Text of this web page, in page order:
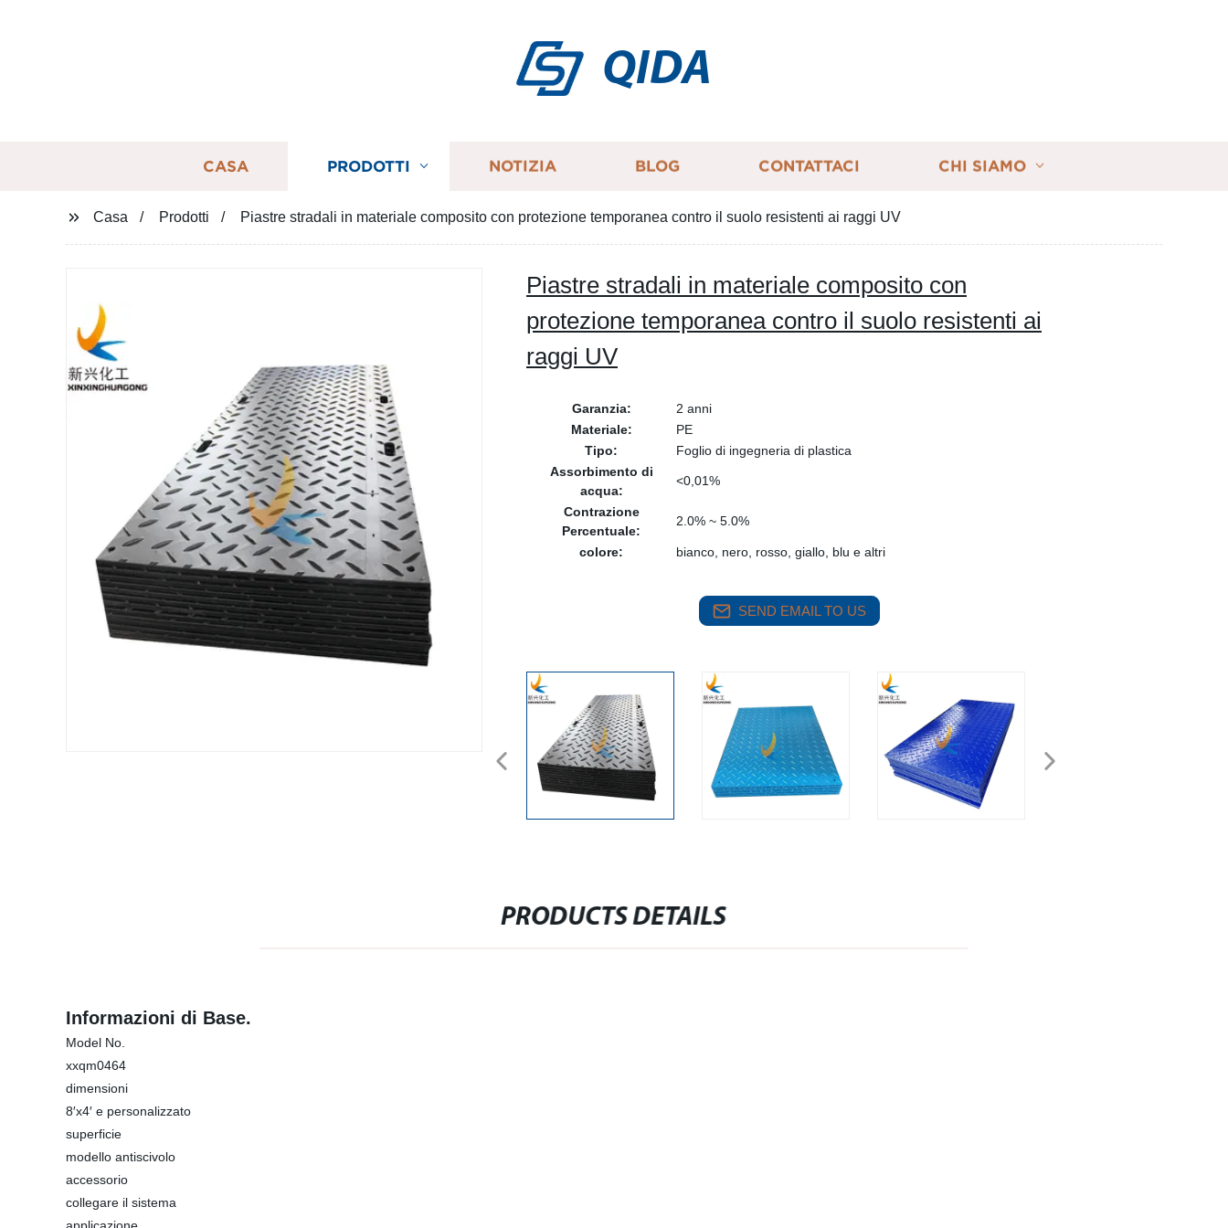
QIDA
CASA PRODOTTI NOTIZIA BLOG CONTATTACI CHI SIAMO
Casa Prodotti Piastre stradali in materiale composito con protezione temporanea contro il suolo resistenti ai raggi UV
Piastre stradali in materiale composito con
protezione temporanea contro il suolo resistenti ai
raggi UV
Garanzia:
2 anni
Materiale:
PE
Tipo:
Foglio di ingegneria di plastica
Assorbimento di
acqua:
<0,01%
Contrazione
Percentuale:
2.0% ~ 5.0%
colore: bianco, nero, rosso, giallo, blu e altri
SEND EMAIL TO US
PRODUCTS DETAILS
Informazioni di Base.
Model No.
xxqm0464
dimensioni
8′x4′ e personalizzato
superficie
modello antiscivolo
accessorio
collegare il sistema